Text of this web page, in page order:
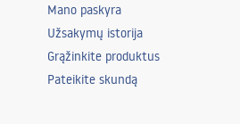
Mano paskyra
Užsakymų istorija
Grąžinkite produktus
Pateikite skundą